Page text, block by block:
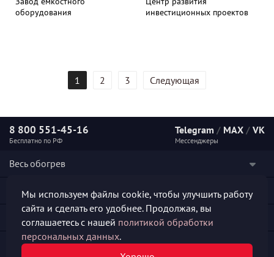
оборудования
инвестиционных проектов
1 2 3 Следующая
8 800 551-45-16
Бесплатно по РФ
Telegram / MAX / VK
Мессенджеры
Весь обогрев
Наши услуги
Полезная информация
Мы используем файлы cookie, чтобы улучшить работу
сайта и сделать его удобнее. Продолжая, вы
соглашаетесь с нашей политикой обработки
персональных данных.